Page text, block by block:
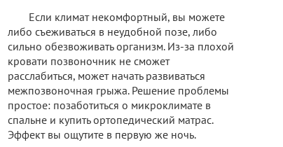
Если климат некомфортный, вы можете
либо съеживаться в неудобной позе, либо
сильно обезвоживать организм. Из-за плохой
кровати позвоночник не сможет
расслабиться, может начать развиваться
межпозвоночная грыжа. Решение проблемы
простое: позаботиться о микроклимате в
спальне и купить ортопедический матрас.
Эффект вы ощутите в первую же ночь.